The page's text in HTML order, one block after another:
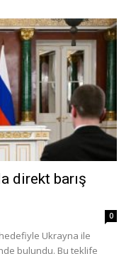
direkt barış
0
Ukrayna ile
bulundu. Bu teklife